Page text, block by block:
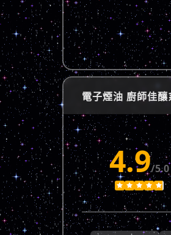
電子煙油 廚師佳
4.9/5.0
    